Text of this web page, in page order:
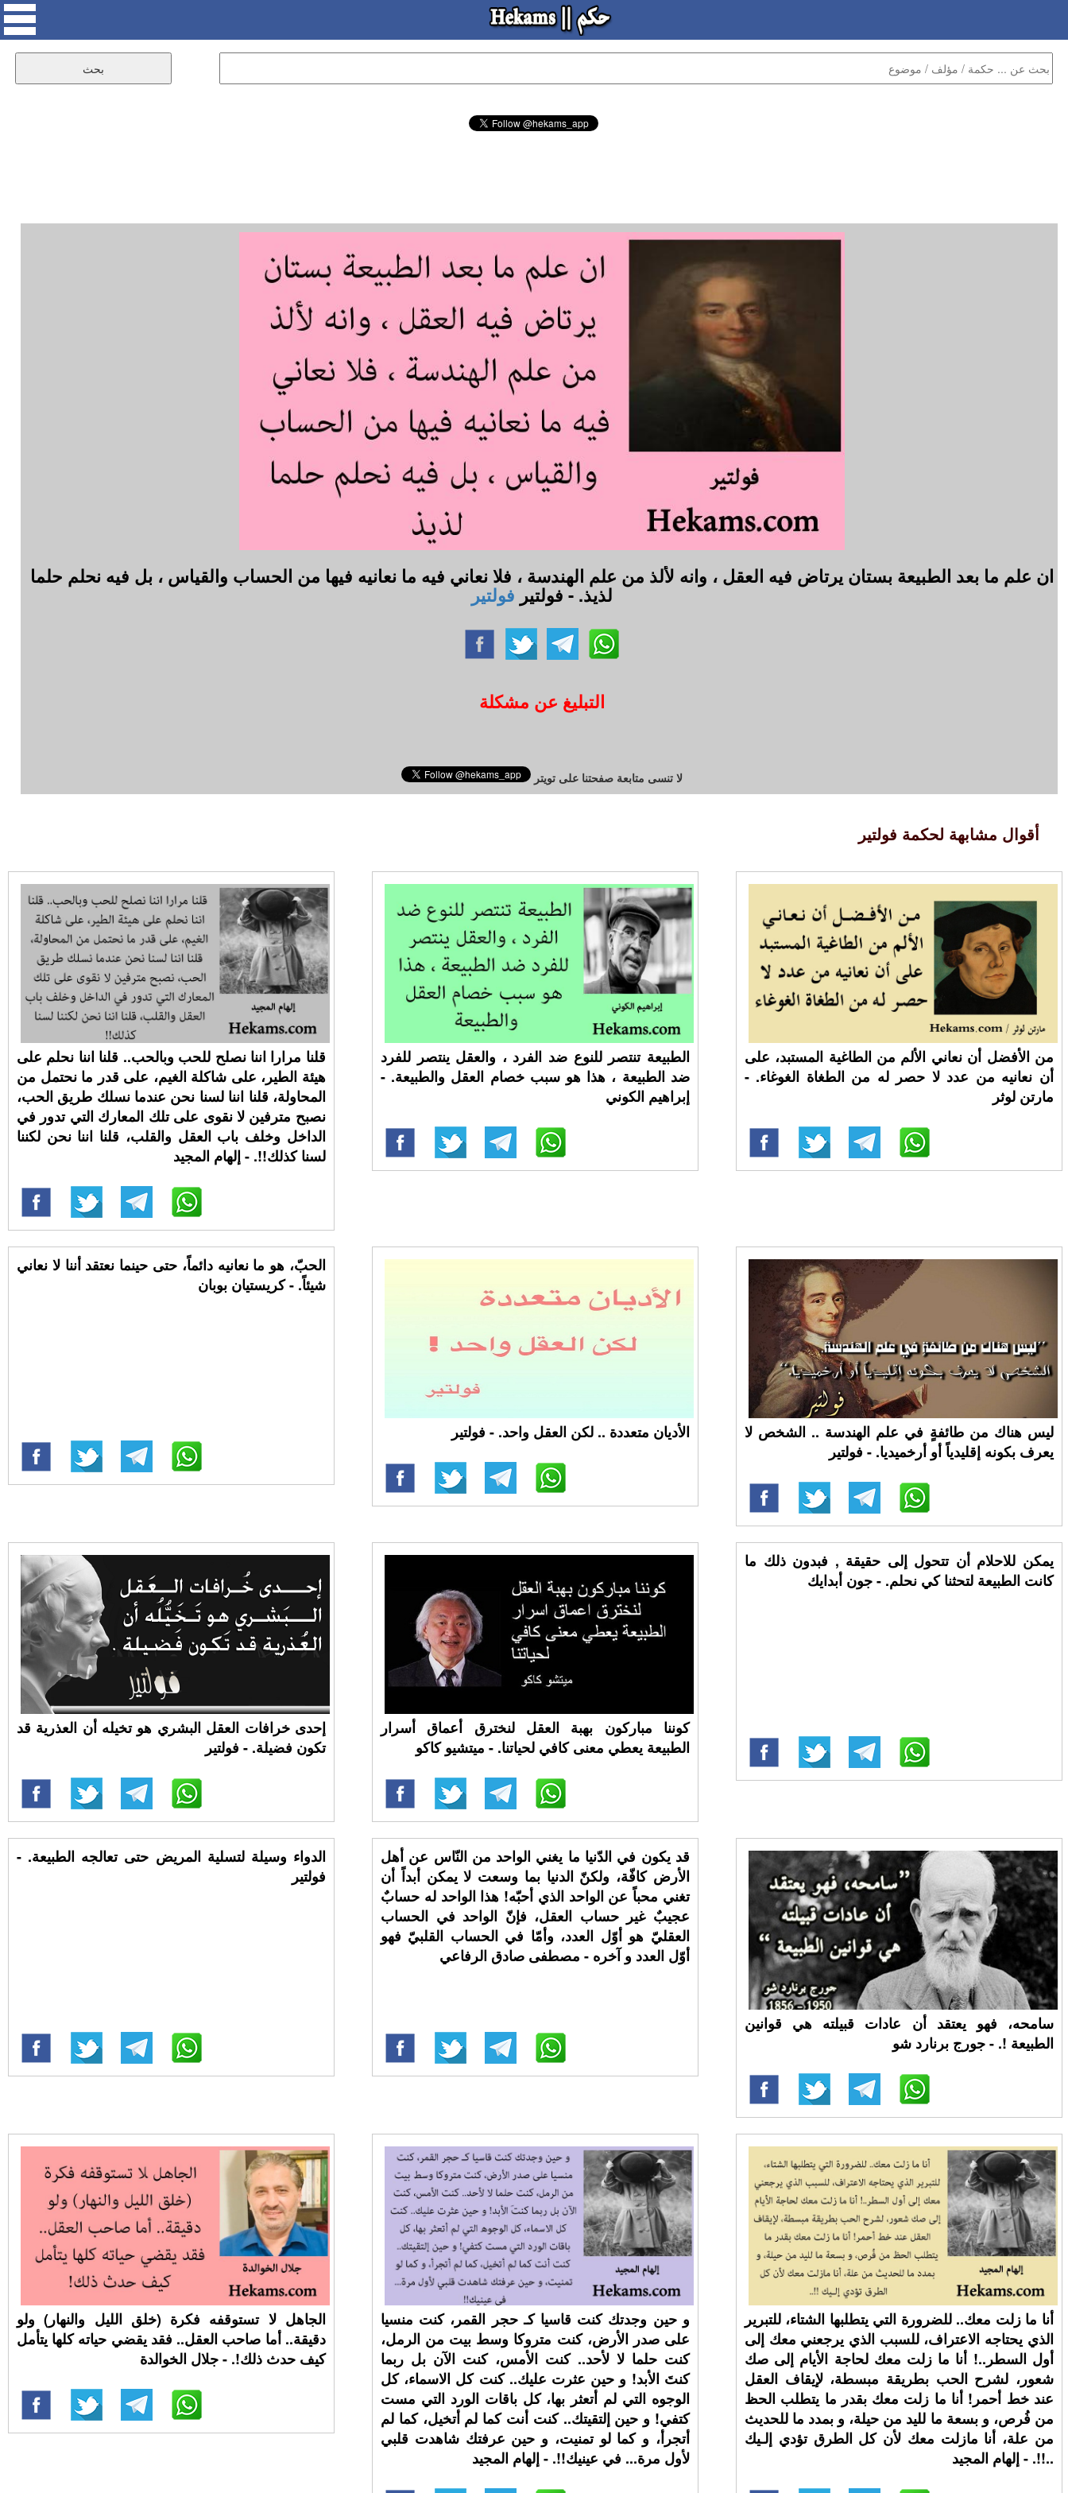
ان علم ما بعد الطبيعة بستان يرتاض فيه العقل ، وانه لألذ من علم الهندسة ، فلا نعاني فيه ما نعانيه فيها من الحساب والقياس ، بل فيه نحلم حلما
لذيذ. - فولتير فولتير
التبليغ عن مشكلة
لا تنسى متابعة صفحتنا على تويتر
أقوال مشابهة لحكمة فولتير
قلنا مرارا اننا نصلح للحب وبالحب.. قلنا اننا نحلم على
هيئة الطير، على شاكلة الغيم، على قدر ما نحتمل من
المحاولة، قلنا اننا لسنا نحن عندما نسلك طريق الحب،
نصبح مترفين لا نقوى على تلك المعارك التي تدور في
الداخل وخلف باب العقل والقلب، قلنا اننا نحن لكننا
لسنا كذلك!!. - إلهام المجيد
الطبيعة تنتصر للنوع ضد الفرد ، والعقل ينتصر للفرد
ضد الطبيعة ، هذا هو سبب خصام العقل والطبيعة. -
إبراهيم الكوني
من الأفضل أن نعاني الألم من الطاغية المستبد، على
أن نعانيه من عدد لا حصر له من الطغاة الغوغاء. -
مارتن لوثر
الحبّ، هو ما نعانيه دائماً، حتى حينما نعتقد أننا لا نعاني
شيئاً. - كريستيان بوبان
الأديان متعددة .. لكن العقل واحد. - فولتير
ليس هناك من طائفةٍ في علم الهندسة .. الشخص لا
يعرف بكونه إقليدياً أو أرخميديا. - فولتير
إحدى خرافات العقل البشري هو تخيله أن العذرية قد
تكون فضيلة. - فولتير
كوننا مباركون بهبة العقل لنخترق أعماق أسرار
الطبيعة يعطي معنى كافي لحياتنا. - ميتشيو كاكو
يمكن للاحلام أن تتحول إلى حقيقة , فبدون ذلك ما
كانت الطبيعة لتحثنا كي نحلم. - جون أبدايك
الدواء وسيلة لتسلية المريض حتى تعالجه الطبيعة. -
فولتير
قد يكون في الدّنيا ما يغني الواحد من النّاس عن أهل
الأرض كافّة، ولكنّ الدنيا بما وسعت لا يمكن أبداً أن
تغني محباً عن الواحد الذي أحبّه! هذا الواحد له حسابٌ
عجيبٌ غير حساب العقل، فإنّ الواحد في الحساب
العقليّ هو أوّل العدد، وأمّا في الحساب القلبيّ فهو
أوّل العدد و آخره - مصطفى صادق الرفاعي
سامحه، فهو يعتقد أن عادات قبيلته هي قوانين
الطبيعة !. - جورج برنارد شو
الجاهل لا تستوقفه فكرة (خلق الليل والنهار) ولو
دقيقة.. أما صاحب العقل.. فقد يقضي حياته كلها يتأمل
كيف حدث ذلك!. - جلال الخوالدة
و حين وجدتك كنت قاسيا كـ حجر القمر، كنت منسيا
على صدر الأرض، كنت متروكا وسط بيت من الرمل،
كنت حلما لا لأحد.. كنت الأمس، كنت الآن بل ربما
كنتَ الأبد! و حين عثرت عليك.. كنت كل الاسماء، كل
الوجوه التي لم أتعثر بها، كل باقات الورد التي مست
كتفي! و حين إلتقيتك.. كنت أنت كما لم أتخيل، كما لم
أتجرأ، و كما لو تمنيت، و حين عرفتك شاهدت قلبي
لأول مرة... في عينيك!!. - إلهام المجيد
أنا ما زلت معك.. للضرورة التي يتطلبها الشتاء، للتبرير
الذي يحتاجه الاعتراف، للسبب الذي يرجعني معك إلى
أول السطر..! أنا ما زلت معك لحاجة الأيام إلى صك
شعور، لشرح الحب بطريقة مبسطة، لإيقاف العقل
عند خط أحمر! أنا ما زلت معك بقدر ما يتطلب الحظ
من فُرص، و بسعة ما لليد من حيلة، و بمدد ما للحديث
من علة، أنا مازلت معك لأن كل الطرق تؤدي إلـيك
..!!. - إلهام المجيد